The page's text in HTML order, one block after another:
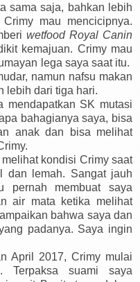
sama saja, bahkan lebih
mau mencicipnya.
wetfood Royal Canin
kemajuan. Crimy mau
lega saya saat itu.
namun nafsu makan
lebih dari tiga hari.
mendapatkan SK mutasi
bahagianya saya, bisa
anak dan bisa melihat
kondisi Crimy saat
dan lemah. Sangat jauh
pernah membuat saya
air mata ketika melihat
bahwa saya dan
padanya. Saya ingin
April 2017, Crimy mulai
Terpaksa suami saya